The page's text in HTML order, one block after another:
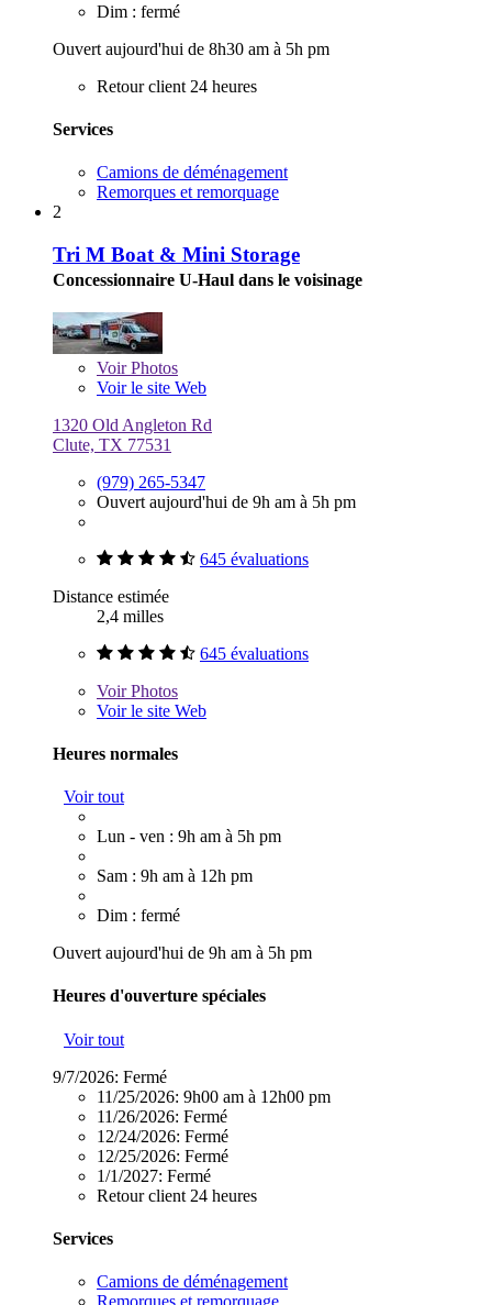
Dim : fermé
Ouvert aujourd'hui de 8h30 am à 5h pm
Retour client 24 heures
Services
Camions de déménagement
Remorques et remorquage
2
Tri M Boat & Mini Storage
Concessionnaire U-Haul dans le voisinage
VoirPhotos
Voir le site Web
1320 Old Angleton Rd
Clute, TX 77531
(979) 265-5347
Ouvert aujourd'hui de 9h am à 5h pm
645 évaluations
Distance estimée
2,4 milles
645 évaluations
VoirPhotos
Voir le site Web
Heures normales
Voir tout
Lun - ven : 9h am à 5h pm
Sam : 9h am à 12h pm
Dim : fermé
Ouvert aujourd'hui de 9h am à 5h pm
Heures d'ouverture spéciales
Voir tout
9/7/2026: Fermé
11/25/2026: 9h00 am à 12h00 pm
11/26/2026: Fermé
12/24/2026: Fermé
12/25/2026: Fermé
1/1/2027: Fermé
Retour client 24 heures
Services
Camions de déménagement